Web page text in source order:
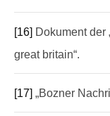
[16] Dokument der
great britain“.
[17] „Bozner